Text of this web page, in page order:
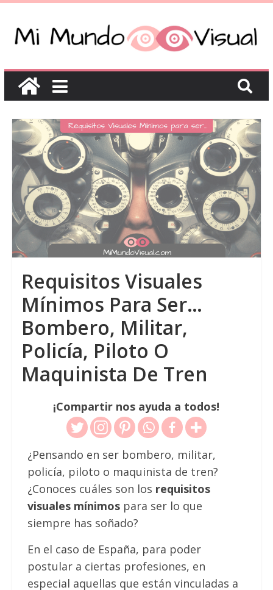
Requisitos Visuales
Mínimos Para Ser…
Bombero, Militar,
Policía, Piloto O
Maquinista De Tren
¡Compartir nos ayuda a todos!
¿Pensando en ser bombero, militar,
policía, piloto o maquinista de tren?
¿Conoces cuáles son los requisitos
visuales mínimospara ser lo que
siempre has soñado?
En el caso de España, para poder
postular a ciertas profesiones, en
especial aquellas que están vinculadas a